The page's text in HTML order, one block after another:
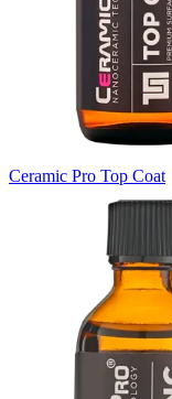
Ceramic Pro Top Coat